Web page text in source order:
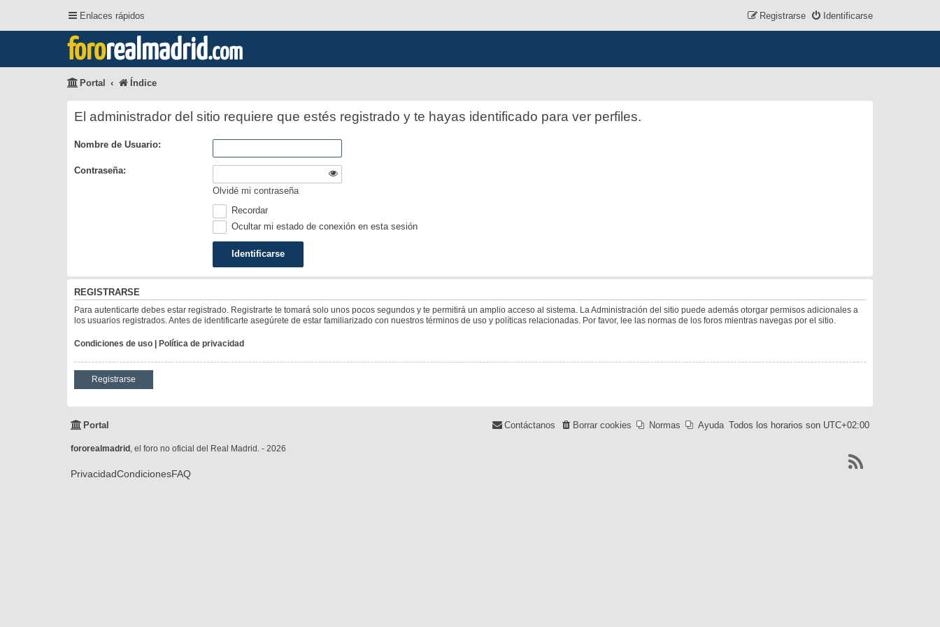
Enlaces rápidos Identificarse
Registrarse
fororealmadrid.com
Portal Índice
El administrador del sitio requiere que estés registrado y te hayas identificado para ver perfiles.
Nombre de Usuario:
Contraseña:
Olvidé mi contraseña
Recordar
Ocultar mi estado de conexión en esta sesión
REGISTRARSE
Para autenticarte debes estar registrado. Registrarte te tomará solo unos pocos segundos y te permitirá un amplio acceso al sistema. La Administración del sitio puede además otorgar permisos adicionales a
los usuarios registrados. Antes de identificarte asegúrete de estar familiarizado con nuestros términos de uso y políticas relacionadas. Por favor, lee las normas de los foros mientras navegas por el sitio.
Condiciones de uso | Política de privacidad
Registrarse
Portal Todos los horarios son UTC+02:00
Ayuda
Normas
Borrar cookies
Contáctanos
fororealmadrid , el foro no oficial del Real Madrid. - 2026
PrivacidadCondicionesFAQ